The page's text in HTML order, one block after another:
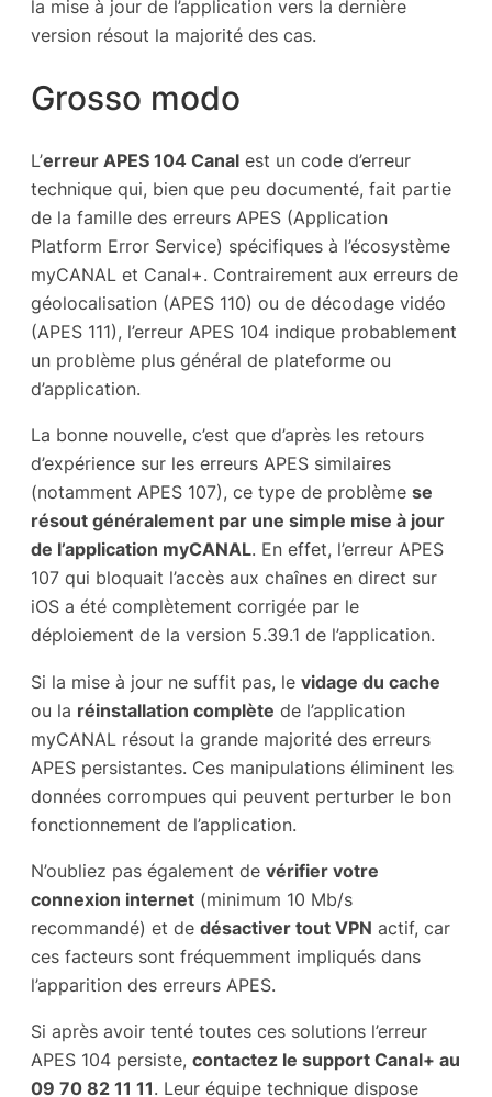
la mise à jour de l’application vers la dernière
version résout la majorité des cas.
Grosso modo
L’erreur APES 104 Canal est un code d’erreur
technique qui, bien que peu documenté, fait partie
de la famille des erreurs APES (Application
Platform Error Service) spécifiques à l’écosystème
myCANAL et Canal+. Contrairement aux erreurs de
géolocalisation (APES 110) ou de décodage vidéo
(APES 111), l’erreur APES 104 indique probablement
un problème plus général de plateforme ou
d’application.
La bonne nouvelle, c’est que d’après les retours
d’expérience sur les erreurs APES similaires
(notamment APES 107), ce type de problème se
résout généralement par une simple mise à jour
de l’application myCANAL. En effet, l’erreur APES
107 qui bloquait l’accès aux chaînes en direct sur
iOS a été complètement corrigée par le
déploiement de la version 5.39.1 de l’application.
Si la mise à jour ne suffit pas, le vidage du cache
ou la réinstallation complète de l’application
myCANAL résout la grande majorité des erreurs
APES persistantes. Ces manipulations éliminent les
données corrompues qui peuvent perturber le bon
fonctionnement de l’application.
N’oubliez pas également de vérifier votre
connexion internet (minimum 10 Mb/s
recommandé) et de désactiver tout VPN actif, car
ces facteurs sont fréquemment impliqués dans
l’apparition des erreurs APES.
Si après avoir tenté toutes ces solutions l’erreur
APES 104 persiste, contactez le support Canal+ au
09 70 82 11 11. Leur équipe technique dispose